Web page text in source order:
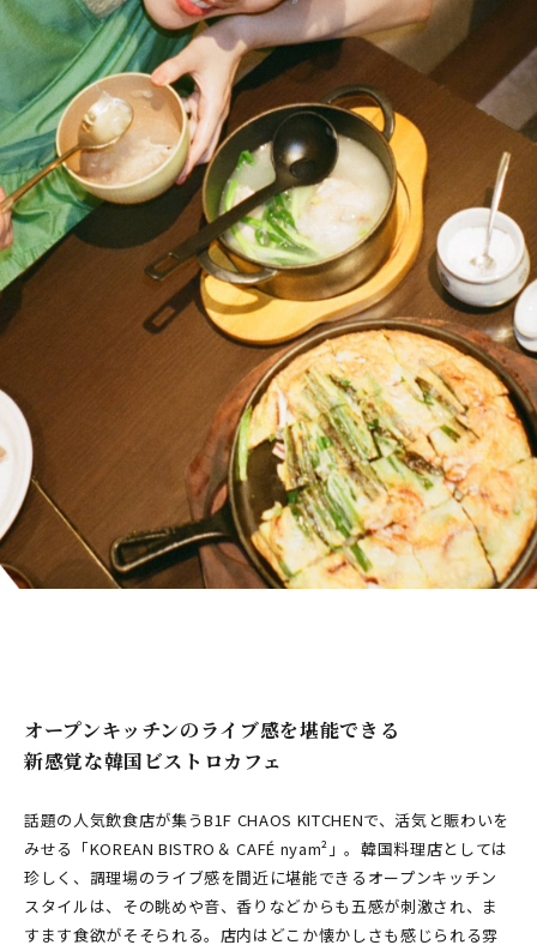
オープンキッチンのライブ感を堪能できる
新感覚な韓国ビストロカフェ
話題の人気飲食店が集うB1F CHAOS KITCHENで、活気と賑わいを
みせる「KOREAN BISTRO＆ CAFÉ nyam²」。韓国料理店としては
珍しく、調理場のライブ感を間近に堪能できるオープンキッチン
スタイルは、その眺めや音、香りなどからも五感が刺激され、ま
すます食欲がそそられる。店内はどこか懐かしさも感じられる雰